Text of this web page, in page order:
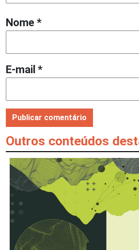
Nome *
E-mail *
Outros conteúdos